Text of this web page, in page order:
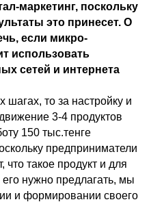
маркетинг, поскольку
это принесет. О
если микро-
использовать
сетей и интернета
шагах, то за настройку и
3-4 продуктов
150 тыс.тенге
предприниматели
что такое продукт и для
нужно предлагать, мы
и формировании своего